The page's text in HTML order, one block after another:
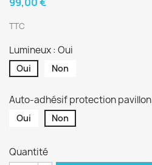
TTC
Lumineux : Oui
Oui Non
Auto-adhésif protection
Oui Non
Quantité